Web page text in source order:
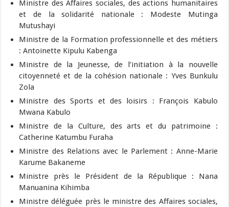
Ministre des Affaires sociales, des actions humanitaires
et de la solidarité nationale : Modeste Mutinga
Mutushayi
Ministre de la Formation professionnelle et des métiers
: Antoinette Kipulu Kabenga
Ministre de la Jeunesse, de l’initiation à la nouvelle
citoyenneté et de la cohésion nationale : Yves Bunkulu
Zola
Ministre des Sports et des loisirs : François Kabulo
Mwana Kabulo
Ministre de la Culture, des arts et du patrimoine :
Catherine Katumbu Furaha
Ministre des Relations avec le Parlement : Anne-Marie
Karume Bakaneme
Ministre près le Président de la République : Nana
Manuanina Kihimba
Ministre déléguée près le ministre des Affaires sociales,